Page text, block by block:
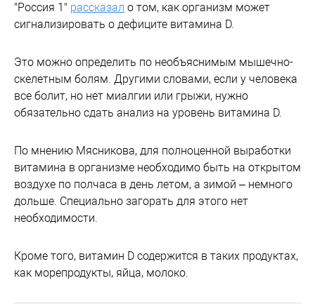
"Россия 1" рассказал о том, как организм может
сигнализировать о дефиците витамина D.
Это можно определить по необъяснимым мышечно-
скелетным болям. Другими словами, если у человека
все болит, но нет миалгии или грыжи, нужно
обязательно сдать анализ на уровень витамина D.
По мнению Мясникова, для полноценной выработки
витамина в организме необходимо быть на открытом
воздухе по полчаса в день летом, а зимой – немного
дольше. Специально загорать для этого нет
необходимости.
Кроме того, витамин D содержится в таких продуктах,
как морепродукты, яйца, молоко.